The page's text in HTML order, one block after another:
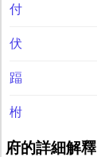
付
伏
踾
柎
府的詳細解釋